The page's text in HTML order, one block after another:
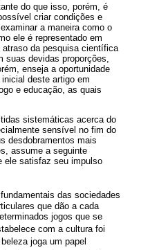
do que isso, porém, é
criar condições e
a maneira como o
ele é representado em
da pesquisa científica
devidas proporções,
enseja a oportunidade
deste artigo em
e educação, as quais
sistemáticas acerca do
sensível no fim do
desdobramentos mais
assume a seguinte
ele satisfaz seu impulso
das sociedades
que dão a cada
jogos que se
com a cultura foi
joga um papel